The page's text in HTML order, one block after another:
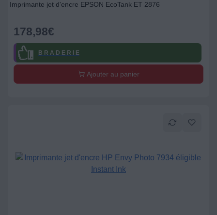
Imprimante jet d'encre EPSON EcoTank ET 2876
178,98€
B R A D E R I E
Ajouter au panier